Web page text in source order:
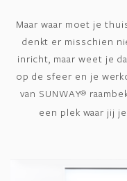
Maar waar moet je
denkt er misschien
inricht, maar weet je
op de sfeer en je
van SUNWAY®
een plek waar jij